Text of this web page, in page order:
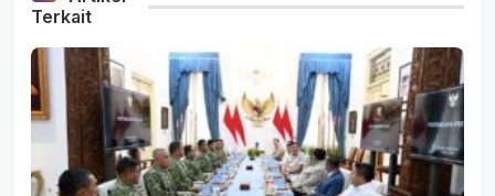
Terkait